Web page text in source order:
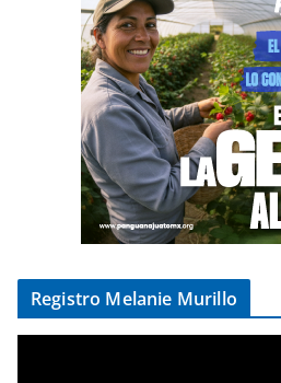
Registro Melanie Murillo